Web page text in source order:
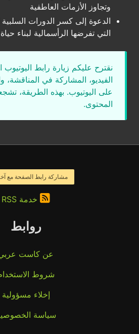
وتجاوز الأزمات العاطفية
الدعوة إلى كسر الدورات السلبية
التي تفرضها الرأسمالية لبناء
نقترح عليكم زيارة رابط
الفيديو، المشاركة في المناقشة،
على اليوتيوب. بهذه الطريقة،
المحتوى.
مشاركة رابط الصفحة مع
خدمة RSS
روابط
عن كاست
شروط
إخلاء مسؤولية
سياسة